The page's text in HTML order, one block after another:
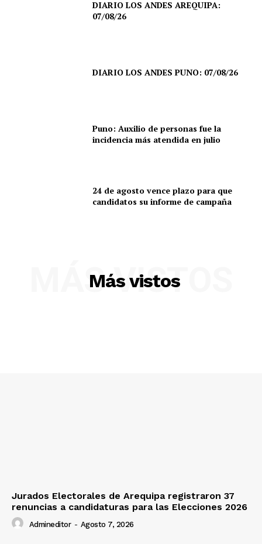
SUSCRIBETE
DIARIO LOS ANDES AREQUIPA:
07/08/26
DIARIO LOS ANDES PUNO: 07/08/26
Puno: Auxilio de personas fue la
incidencia más atendida en julio
24 de agosto vence plazo para que
candidatos su informe de campaña
Más vistos
MÁS VISTOS
Jurados Electorales de Arequipa registraron 37
renuncias a candidaturas para las Elecciones 2026
Admineditor - Agosto 7, 2026